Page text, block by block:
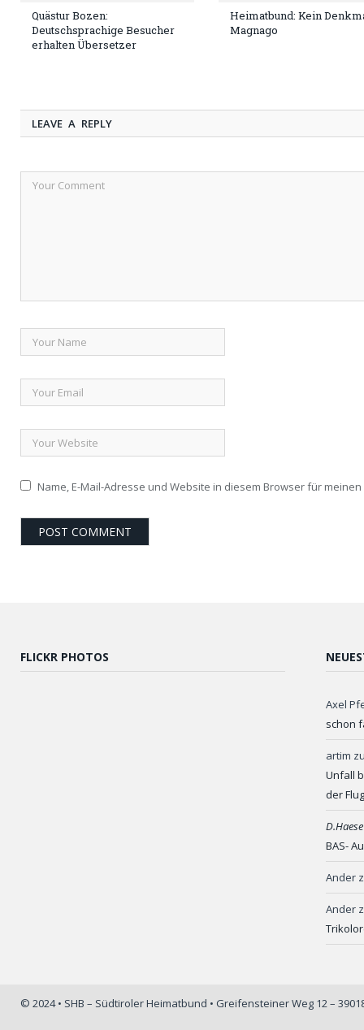
Quästur Bozen:
Deutschsprachige Besucher
erhalten Übersetzer
Heimatbund: Kein
Magnago
LEAVE A REPLY
Name, E-Mail-Adresse und Website in diesem Browser für
FLICKR PHOTOS
Axel
schon
artim
Unfall
der
BAS-
Ander
Ander
© 2024 • SHB – Südtiroler Heimatbund • Greifensteiner Weg 12 –